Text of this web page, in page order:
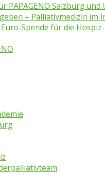
PAPAGENO Salzburg und
– Palliativmedizin im
Spende für die